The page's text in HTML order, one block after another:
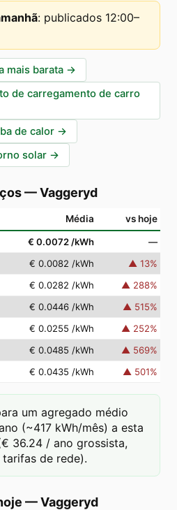
: publicados 12:00–
mais barata →
de carregamento de carro
de calor →
solar →
—Vaggeryd
Média vs hoje
€ 0.0072 /kWh
—
€ 0.0082 /kWh ▲ 13%
€ 0.0282 /kWh ▲ 288%
€ 0.0446 /kWh ▲ 515%
€ 0.0255 /kWh ▲ 252%
€ 0.0485 /kWh ▲ 569%
€ 0.0435 /kWh ▲ 501%
um agregado médio
(~417 kWh/mês) a esta
36.24 / ano grossista,
de rede).
—Vaggeryd